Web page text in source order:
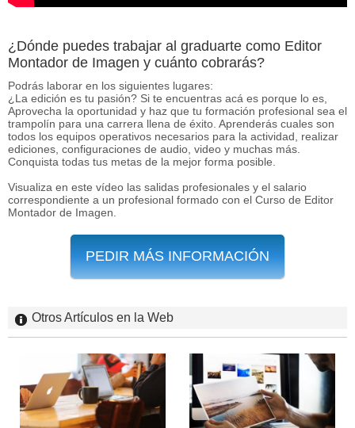
¿Dónde puedes trabajar al graduarte como Editor
Montador de Imagen y cuánto cobrarás?
Podrás laborar en los siguientes lugares:
¿La edición es tu pasión? Si te encuentras acá es porque lo es,
Aprovecha la oportunidad y haz que tu formación profesional sea el
trampolín para una carrera llena de éxito. Aprenderás cuales son
todos los equipos operativos necesarios para la actividad, realizar
ediciones, configuraciones de audio, video y muchas más.
Conquista todas tus metas de la mejor forma posible.
Visualiza en este vídeo las salidas profesionales y el salario
correspondiente a un profesional formado con el Curso de Editor
Montador de Imagen.
PEDIR MÁS INFORMACIÓN
Otros Artículos en la Web